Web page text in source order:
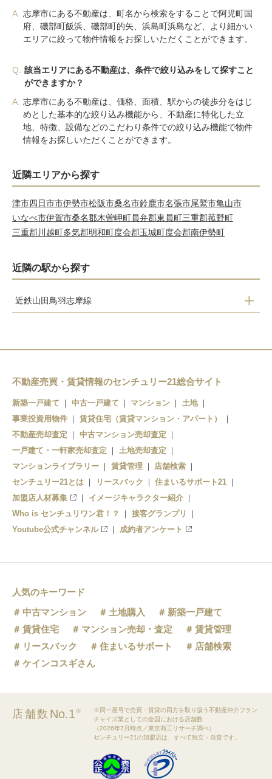
A. 志摩市にある不動産は、町名から検索をすることで阿児町国
府、磯部町飯浜、磯部町的矢、浜島町浜島など、より細かい
エリアに絞って物件情報をお探しいただくことができます。
Q.
該当エリアにある不動産は、条件で絞り込みをして探すこと
ができますか？
A. 志摩市にある不動産は、価格、面積、駅からの徒歩分をはじ
めとした基本的な絞り込み機能から、不動産に特化した立
地、特徴、設備などのこだわり条件での絞り込み機能で物件
情報をお探しいただくことができます。
近隣エリアから探す
津市四日市市伊勢市松阪市桑名市鈴鹿市名張市尾鷲市亀山市
いなべ市伊賀市桑名郡木曽岬町員弁郡東員町三重郡菰野町
三重郡川越町多気郡明和町度会郡玉城町度会郡南伊勢町
近隣の駅から探す
近鉄山田鳥羽志摩線
沓掛駅
上之郷駅
志摩磯部駅
穴川駅
志摩横山駅
鵜方駅
志摩神明駅
賢島駅
不動産売買・賃貸情報のセンチュリー21総合サイト
新築一戸建て 中古一戸建て マンション
土地
事業投資用物件
賃貸住宅（賃貸マンション・アパート）
不動産売却査定
中古マンション売却査定
一戸建て・一軒家売却査定
土地売却査定
マンションライブラリー
賃貸管理
店舗検索
センチュリー21とは
リースバック
住まいるサポート21
加盟店人材募集
イメージキャラクター紹介
Who is センチュリワン君！？
接客グランプリ
Youtube公式チャンネル
成約者アンケート
人気のキーワード
中古マンション
土地購入
新築一戸建て
賃貸住宅
マンション売却・査定
賃貸管理
リースバック
住まいるサポート
店舗検索
ケインコスギさん
店舗数 No.1※
※同一屋号で売買・賃貸の両方を取り扱う不動産仲介フラン
チャイズ業としての全国における店舗数
（2026年7月時点／東京商工リサーチ調べ）
センチュリー21の加盟店は、すべて独立・自営です。